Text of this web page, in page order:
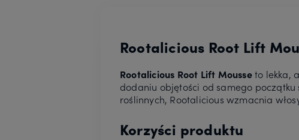
Rootalicious Root Lift
Rootalicious Root Lift Mousseto lekka,
dodaniu objętości od samego
roślinnych, Rootalicious wzmacnia
Korzyści produktu